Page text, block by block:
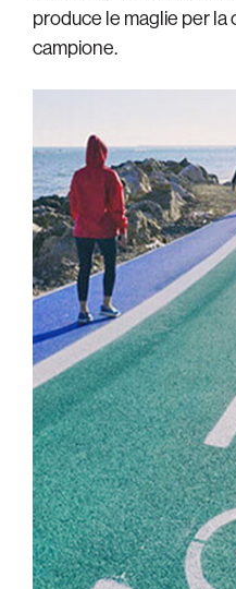
produce le maglie per la
campione.